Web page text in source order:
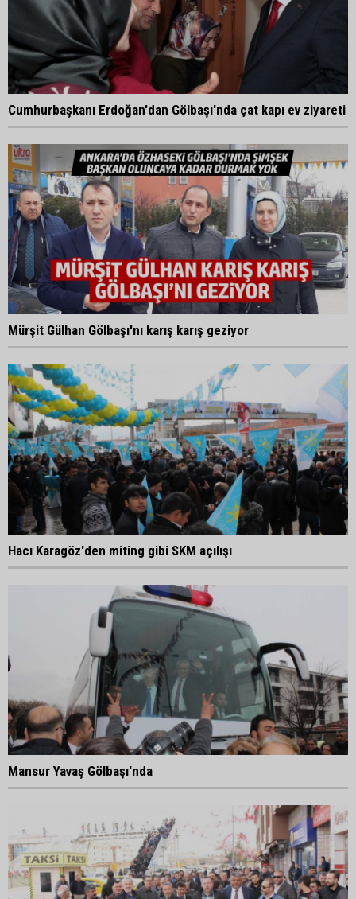
Cumhurbaşkanı Erdoğan'dan Gölbaşı'nda çat kapı ev ziyareti
Mürşit Gülhan Gölbaşı'nı karış karış geziyor
Hacı Karagöz'den miting gibi SKM açılışı
Mansur Yavaş Gölbaşı'nda